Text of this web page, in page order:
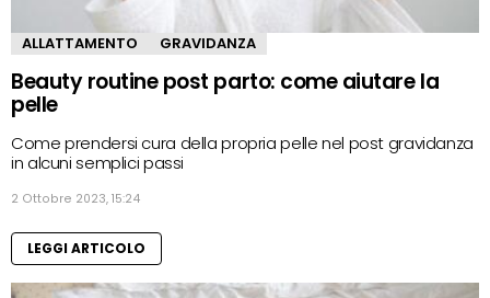
ALLATTAMENTO GRAVIDANZA
Beauty routine post parto: come aiutare la
pelle
Come prendersi cura della propria pelle nel post gravidanza
in alcuni semplici passi
2 Ottobre 2023, 15:24
LEGGI ARTICOLO